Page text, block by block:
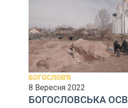
БОГОСЛОВ'Я
8 Вересня 2022
БОГОСЛОВСЬКА